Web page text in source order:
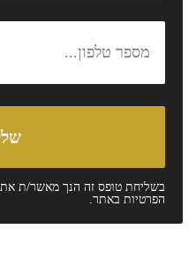
בשליחת טופס זה הנך מאשר/ת את
הפרטיות באתר.